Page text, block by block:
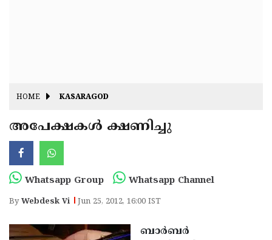
J&K
State
Assembly
Elections
Haryana
State
Assembly
Elections
Christmas
Day
Budget
HOME KASARAGOD
അപേക്ഷകള്‍ ക്ഷണിച്ചു
Whatsapp Group Whatsapp Channel
ByWebdesk Vi Jun 25, 2012, 16:00 IST
ബാര്‍ബര്‍